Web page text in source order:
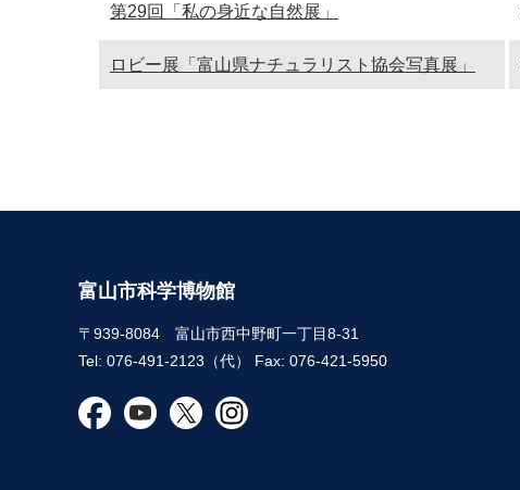
第29回「私の身近な自然展」
ロビー展「富山県ナチュラリスト協会写真展」
富山市科学博物館
〒939-8084 富山市西中野町一丁目8-31
Tel: 076-491-2123（代） Fax: 076-421-5950